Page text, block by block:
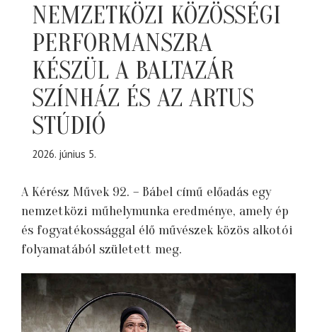
NEMZETKÖZI KÖZÖSSÉGI
PERFORMANSZRA
KÉSZÜL A BALTAZÁR
SZÍNHÁZ ÉS AZ ARTUS
STÚDIÓ
2026. június 5.
A Kérész Művek 92. – Bábel című előadás egy
nemzetközi műhelymunka eredménye, amely ép
és fogyatékossággal élő művészek közös alkotói
folyamatából született meg.